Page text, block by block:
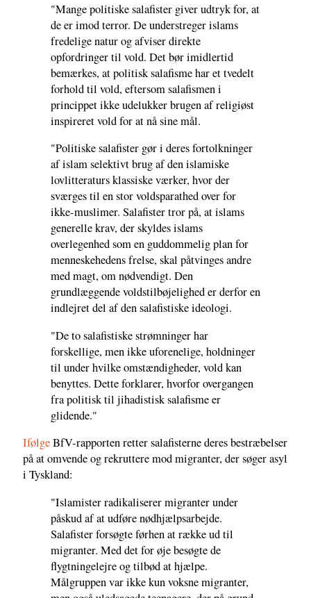
"Mange politiske salafister giver udtryk for, at
de er imod terror. De understreger islams
fredelige natur og afviser direkte
opfordringer til vold. Det bør imidlertid
bemærkes, at politisk salafisme har et tvedelt
forhold til vold, eftersom salafismen i
princippet ikke udelukker brugen af religiøst
inspireret vold for at nå sine mål.
"Politiske salafister gør i deres fortolkninger
af islam selektivt brug af den islamiske
lovlitteraturs klassiske værker, hvor der
sværges til en stor voldsparathed over for
ikke-muslimer. Salafister tror på, at islams
generelle krav, der skyldes islams
overlegenhed som en guddommelig plan for
menneskehedens frelse, skal påtvinges andre
med magt, om nødvendigt. Den
grundlæggende voldstilbøjelighed er derfor en
indlejret del af den salafistiske ideologi.
"De to salafistiske strømninger har
forskellige, men ikke uforenelige, holdninger
til under hvilke omstændigheder, vold kan
benyttes. Dette forklarer, hvorfor overgangen
fra politisk til jihadistisk salafisme er
glidende."
IfølgeBfV-rapporten retter salafisterne deres bestræbelser
på at omvende og rekruttere mod migranter, der søger asyl
i Tyskland:
"Islamister radikaliserer migranter under
påskud af at udføre nødhjælpsarbejde.
Salafister forsøgte førhen at række ud til
migranter. Med det for øje besøgte de
flygtningelejre og tilbød at hjælpe.
Målgruppen var ikke kun voksne migranter,